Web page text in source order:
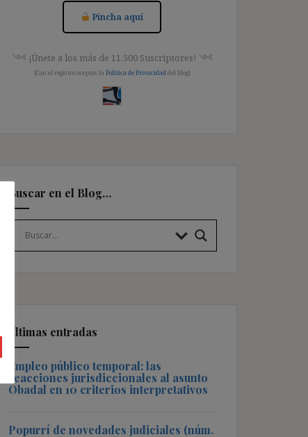
Pincha aquí
༺ ¡Únete a los más de 11.500 Suscriptores! ༺
[Con el registro aceptas la Política de Privacidad del blog]
Buscar en el Blog…
Últimas entradas
Empleo público temporal: las
reacciones jurisdiccionales al asunto
Obadal en 10 criterios interpretativos
Popurrí de novedades judiciales (núm.